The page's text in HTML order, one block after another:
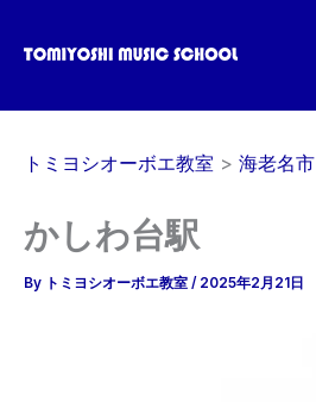
ス
トミヨシオーボエ教室 海老名市
かしわ台駅
By トミヨシオーボエ教室 / 2025年2月21日